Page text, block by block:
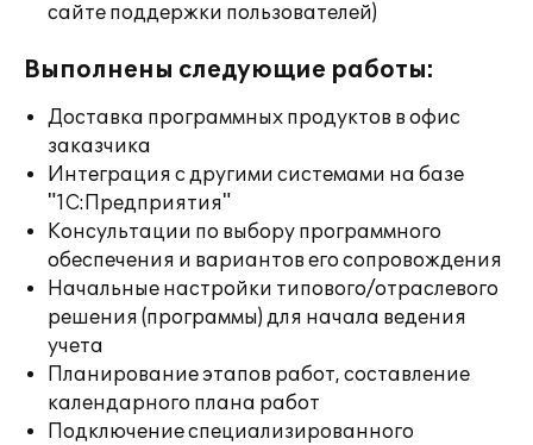
сайте поддержки пользователей)
Выполнены следующие работы:
Доставка программных продуктов в офис
заказчика
Интеграция с другими системами на базе
"1С:Предприятия"
Консультации по выбору программного
обеспечения и вариантов его сопровождения
Начальные настройки типового/отраслевого
решения (программы) для начала ведения
учета
Планирование этапов работ, составление
календарного плана работ
Подключение специализированного